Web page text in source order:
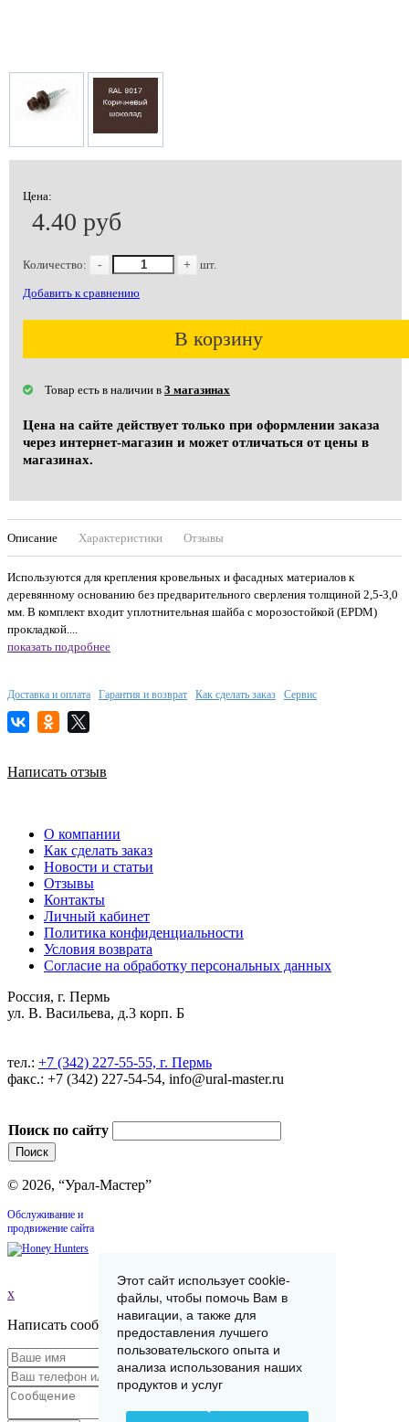
Цена:
4.40 руб
Количество: - + шт.
Добавить к сравнению
В корзину
Товар есть в наличии в 3 магазинах
Цена на сайте действует только при оформлении заказа
через интернет-магазин и может отличаться от цены в
магазинах.
Описание Характеристики Отзывы
Используются для крепления кровельных и фасадных материалов к
деревянному основанию без предварительного сверления толщиной 2,5-3,0
мм. В комплект входит уплотнительная шайба с морозостойкой (EPDM)
прокладкой....
показать подробнее
Доставка и оплата Гарантия и возврат Как сделать заказ Сервис
Написать отзыв
О компании
Как сделать заказ
Новости и статьи
Отзывы
Контакты
Личный кабинет
Политика конфиденциальности
Условия возврата
Согласие на обработку персональных данных
Россия, г. Пермь
ул. В. Васильева, д.3 корп. Б
тел.: +7 (342) 227-55-55, г. Пермь
факс.: +7 (342) 227-54-54, info@ural-master.ru
Поиск по сайту
© 2026, “Урал-Мастер”
Обслуживание и
продвижение сайта
x
Написать сообщение
Этот сайт использует cookie-
файлы, чтобы помочь Вам в
навигации, а также для
предоставления лучшего
пользовательского опыта и
анализа использования наших
продуктов и услуг